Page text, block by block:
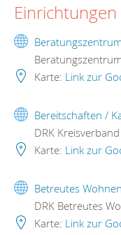
Beratungszentrum
Karte: Link zur
Bereitschaften /
DRK
Karte: Link zur
Betreutes Wohnen
DRK Betreutes
Karte: Link zur